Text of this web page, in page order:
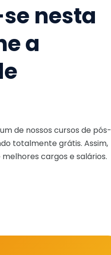
nesta
a
de nossos cursos de pós-
totalmente grátis. Assim,
cargos e salários.